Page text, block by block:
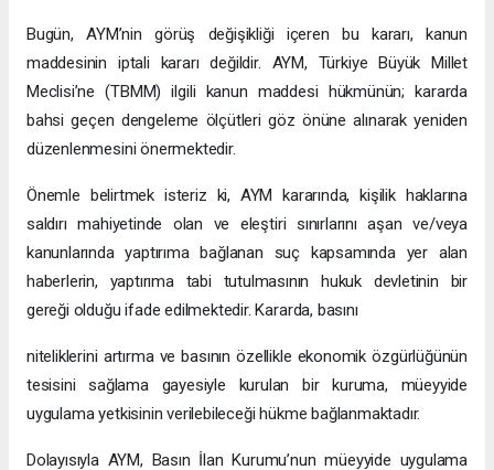
Bugün, AYM’nin görüş değişikliği içeren bu kararı, kanun
maddesinin iptali kararı değildir. AYM, Türkiye Büyük Millet
Meclisi’ne (TBMM) ilgili kanun maddesi hükmünün; kararda
bahsi geçen dengeleme ölçütleri göz önüne alınarak yeniden
düzenlenmesini önermektedir.
Önemle belirtmek isteriz ki, AYM kararında, kişilik haklarına
saldırı mahiyetinde olan ve eleştiri sınırlarını aşan ve/veya
kanunlarında yaptırıma bağlanan suç kapsamında yer alan
haberlerin, yaptırıma tabi tutulmasının hukuk devletinin bir
gereği olduğu ifade edilmektedir. Kararda, basını
niteliklerini artırma ve basının özellikle ekonomik özgürlüğünün
tesisini sağlama gayesiyle kurulan bir kuruma, müeyyide
uygulama yetkisinin verilebileceği hükme bağlanmaktadır.
Dolayısıyla AYM, Basın İlan Kurumu’nun müeyyide uygulama